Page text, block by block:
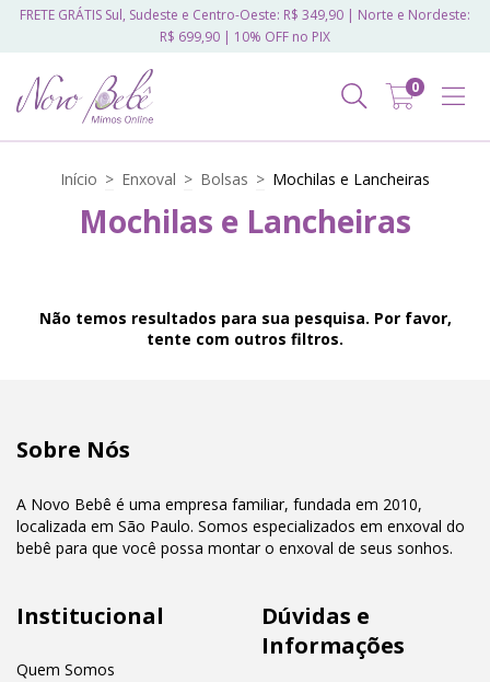
FRETE GRÁTIS Sul, Sudeste e Centro-Oeste: R$ 349,90 | Norte e Nordeste:
R$ 699,90 | 10% OFF no PIX
0
Início > Enxoval > Bolsas > Mochilas e Lancheiras
Mochilas e Lancheiras
Não temos resultados para sua pesquisa. Por favor,
tente com outros filtros.
Sobre Nós
A Novo Bebê é uma empresa familiar, fundada em 2010,
localizada em São Paulo. Somos especializados em enxoval do
bebê para que você possa montar o enxoval de seus sonhos.
Institucional
Quem Somos
Dúvidas e
Informações